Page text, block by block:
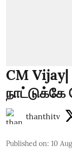
CM Vijay|
thanthitv
Published on: 10